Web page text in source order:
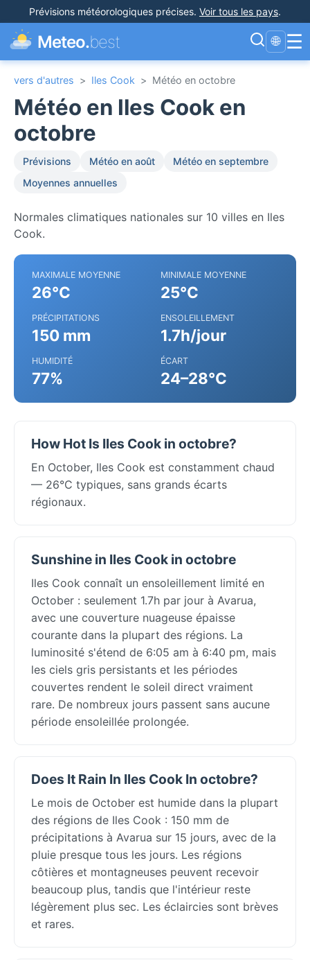
Prévisions météorologiques précises. Voir tous les pays.
Meteo.best 🌐 ☰
vers d'autres > Iles Cook > Météo en octobre
Météo en Iles Cook en
octobre
Prévisions Météo en août
Météo en septembre
Moyennes annuelles
Normales climatiques nationales sur 10 villes en Iles
Cook.
MAXIMALE MOYENNE
26°C
MINIMALE MOYENNE
25°C
PRÉCIPITATIONS
150 mm
ENSOLEILLEMENT
1.7h/jour
HUMIDITÉ
77%
ÉCART
24–28°C
How Hot Is Iles Cook in octobre?
En October, Iles Cook est constamment chaud
— 26°C typiques, sans grands écarts
régionaux.
Sunshine in Iles Cook in octobre
Iles Cook connaît un ensoleillement limité en
October : seulement 1.7h par jour à Avarua,
avec une couverture nuageuse épaisse
courante dans la plupart des régions. La
luminosité s'étend de 6:05 am à 6:40 pm, mais
les ciels gris persistants et les périodes
couvertes rendent le soleil direct vraiment
rare. De nombreux jours passent sans aucune
période ensoleillée prolongée.
Does It Rain In Iles Cook In octobre?
Le mois de October est humide dans la plupart
des régions de Iles Cook : 150 mm de
précipitations à Avarua sur 15 jours, avec de la
pluie presque tous les jours. Les régions
côtières et montagneuses peuvent recevoir
beaucoup plus, tandis que l'intérieur reste
légèrement plus sec. Les éclaircies sont brèves
et rares.